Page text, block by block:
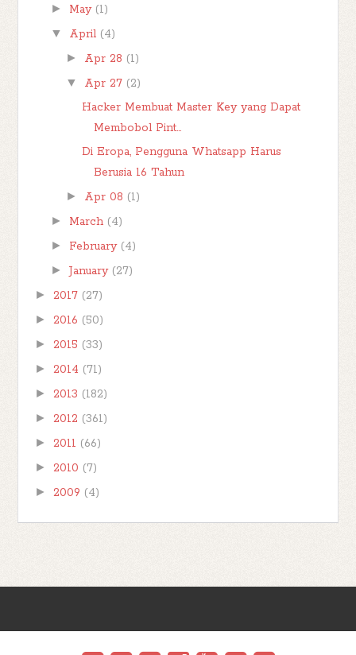
► May (1)
▼ April (4)
► Apr 28 (1)
▼ Apr 27 (2)
Hacker Membuat Master Key yang Dapat
Membobol Pint...
Di Eropa, Pengguna Whatsapp Harus
Berusia 16 Tahun
► Apr 08 (1)
► March (4)
► February (4)
► January (27)
► 2017 (27)
► 2016 (50)
► 2015 (33)
► 2014 (71)
► 2013 (182)
► 2012 (361)
► 2011 (66)
► 2010 (7)
► 2009 (4)